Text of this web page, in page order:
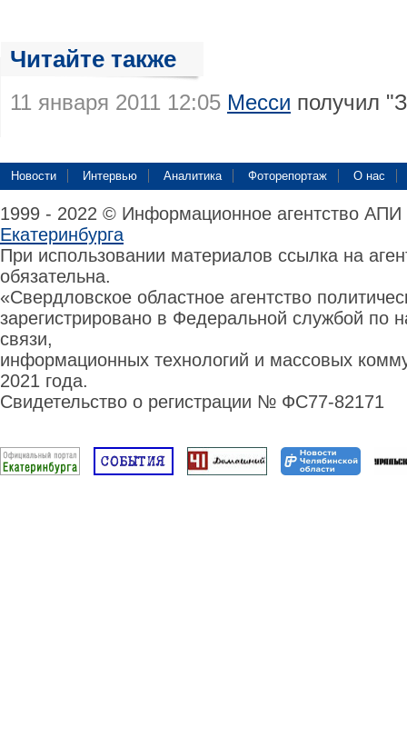
Читайте также
11 января 2011 12:05 Месси получил
Новости Интервью Аналитика Фоторепортаж О нас
1999 - 2022 © Информационное агентство
Екатеринбурга
При использовании материалов ссылка на
обязательна.
«Свердловское областное агентство
зарегистрировано в Федеральной службой по
связи,
информационных технологий и массовых
2021 года.
Свидетельство о регистрации № ФС77-82171